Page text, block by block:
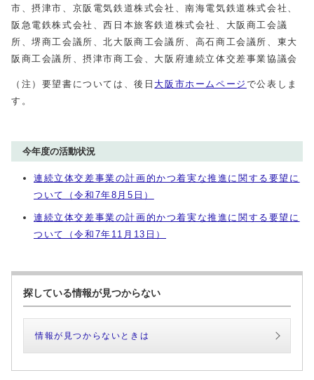
市、摂津市、京阪電気鉄道株式会社、南海電気鉄道株式会社、
阪急電鉄株式会社、西日本旅客鉄道株式会社、大阪商工会議
所、堺商工会議所、北大阪商工会議所、高石商工会議所、東大
阪商工会議所、摂津市商工会、大阪府連続立体交差事業協議会
（注）要望書については、後日 大阪市ホームページ で公表しま
す。
今年度の活動状況
連続立体交差事業の計画的かつ着実な推進に関する要望に
ついて（令和7年8月5日）
連続立体交差事業の計画的かつ着実な推進に関する要望に
ついて（令和7年11月13日）
探している情報が見つからない
情報が見つからないときは